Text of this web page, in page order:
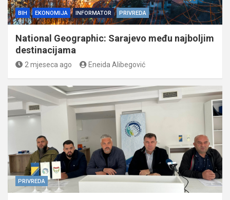
BIH EKONOMIJA INFORMATOR PRIVREDA
National Geographic: Sarajevo među najboljim
destinacijama
2 mjeseca ago Eneida Alibegović
PRIVREDA